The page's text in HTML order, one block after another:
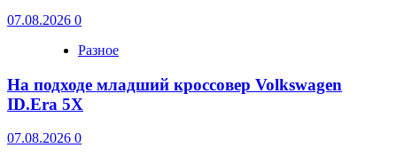
07.08.2026 0
Разное
На подходе младший кроссовер Volkswagen
ID.Era 5X
07.08.2026 0